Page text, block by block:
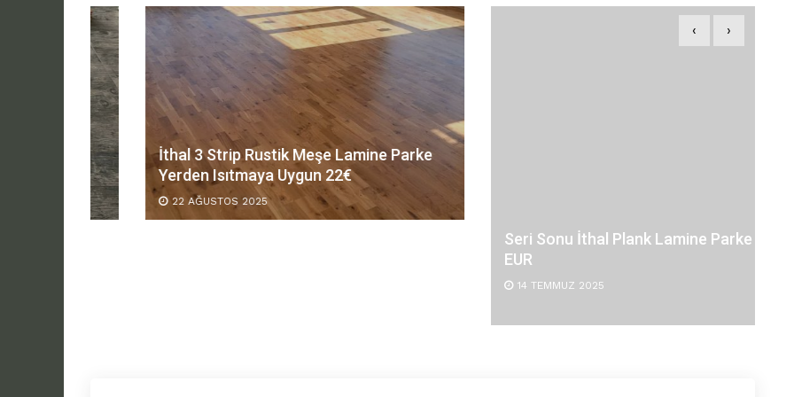
İthal 3 Strip Rustik Meşe Lamine Parke
Yerden Isıtmaya Uygun 22€
22 AĞUSTOS 2025
‹ ›